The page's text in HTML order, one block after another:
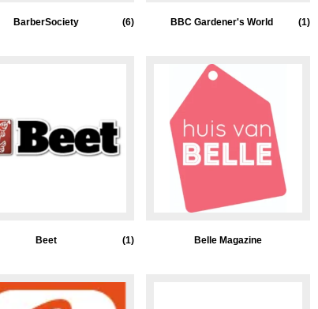
BarberSociety (6) BBC Gardener's World (1)
Beet (1) Belle Magazine